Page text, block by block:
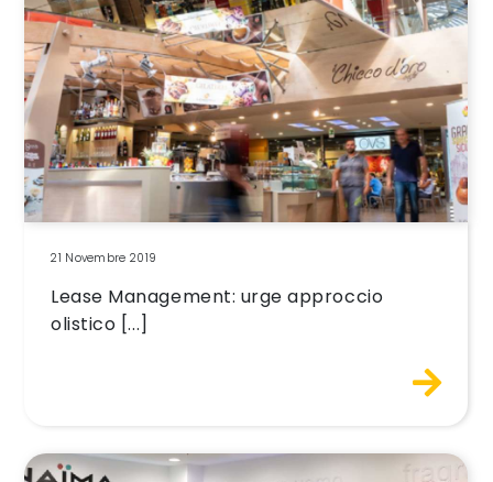
21 Novembre 2019
Lease Management: urge approccio
olistico [...]